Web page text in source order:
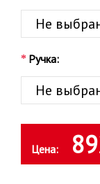
Ручка:
Цена: